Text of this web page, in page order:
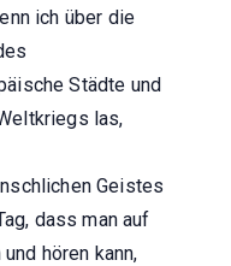
ich über die
Städte und
las,
Geistes
dass man auf
hören kann,